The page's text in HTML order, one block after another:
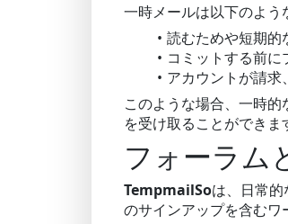
一時メールは以下のよう
読むためや短期的
コミットする前
アカウントが請
このような場合、一時
を受け取ることができま
フォーラム
TempmailSoは、日常
のサインアップを含むワ